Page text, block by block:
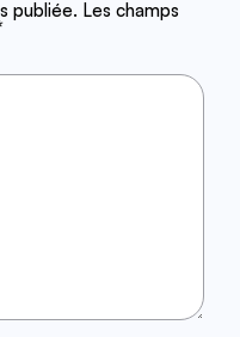
publiée. Les champs